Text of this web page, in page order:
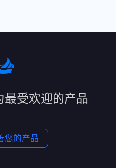
最受欢迎的产品
您的产品